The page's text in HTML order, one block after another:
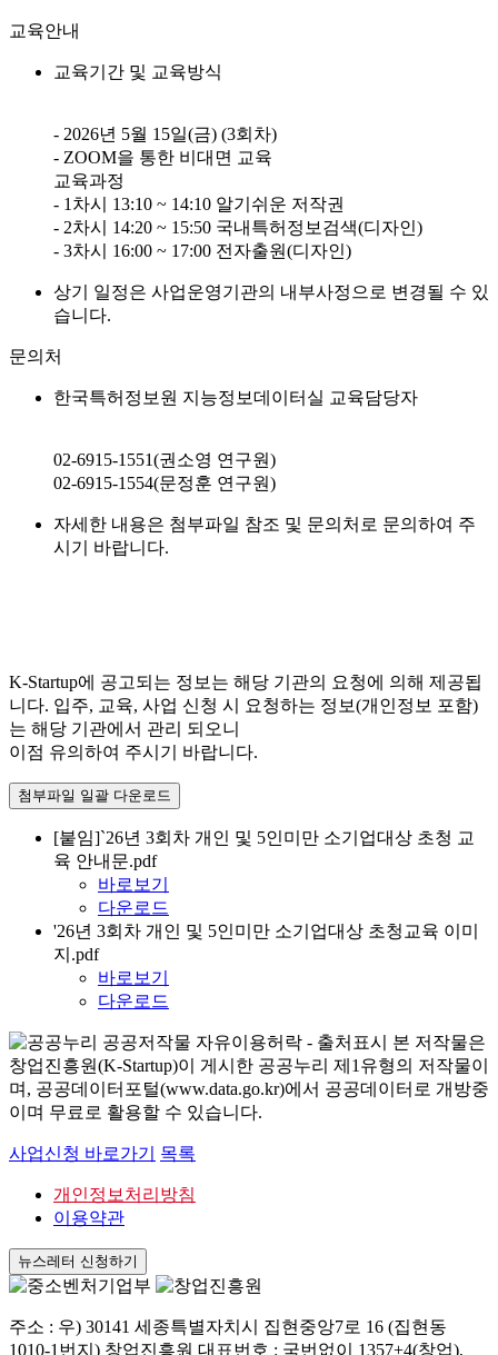
교육안내
교육기간 및 교육방식
- 2026년 5월 15일(금) (3회차)
- ZOOM을 통한 비대면 교육
교육과정
- 1차시 13:10 ~ 14:10 알기쉬운 저작권
- 2차시 14:20 ~ 15:50 국내특허정보검색(디자인)
- 3차시 16:00 ~ 17:00 전자출원(디자인)
상기 일정은 사업운영기관의 내부사정으로 변경될 수 있
습니다.
문의처
한국특허정보원 지능정보데이터실 교육담당자
02-6915-1551(권소영 연구원)
02-6915-1554(문정훈 연구원)
자세한 내용은 첨부파일 참조 및 문의처로 문의하여 주
시기 바랍니다.
K-Startup에 공고되는 정보는 해당 기관의 요청에 의해 제공됩
니다. 입주, 교육, 사업 신청 시 요청하는 정보(개인정보 포함)
는 해당 기관에서 관리 되오니
이점 유의하여 주시기 바랍니다.
첨부파일 일괄 다운로드
[붙임]`26년 3회차 개인 및 5인미만 소기업대상 초청 교
육 안내문.pdf
바로보기
다운로드
'26년 3회차 개인 및 5인미만 소기업대상 초청교육 이미
지.pdf
바로보기
다운로드
본 저작물은
창업진흥원(K-Startup)이 게시한 공공누리 제1유형의 저작물이
며, 공공데이터포털(www.data.go.kr)에서 공공데이터로 개방중
이며 무료로 활용할 수 있습니다.
사업신청 바로가기 목록
개인정보처리방침
이용약관
뉴스레터 신청하기
주소 : 우) 30141 세종특별자치시 집현중앙7로 16 (집현동
1010-1번지) 창업진흥원 대표번호 : 국번없이 1357+4(창업),